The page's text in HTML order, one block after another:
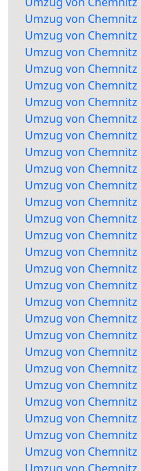
Umzug von
Umzug von
Umzug von
Umzug von
Umzug von
Umzug von
Umzug von
Umzug von
Umzug von
Umzug von Chemnitz
Umzug von
Umzug von
Umzug von Chemnitz
Umzug von
Umzug von
Umzug von
Umzug von
Umzug von
Umzug von
Umzug von
Umzug von Chemnitz
Umzug von
Umzug von Chemnitz
Umzug von
Umzug von
Umzug von
Umzug von